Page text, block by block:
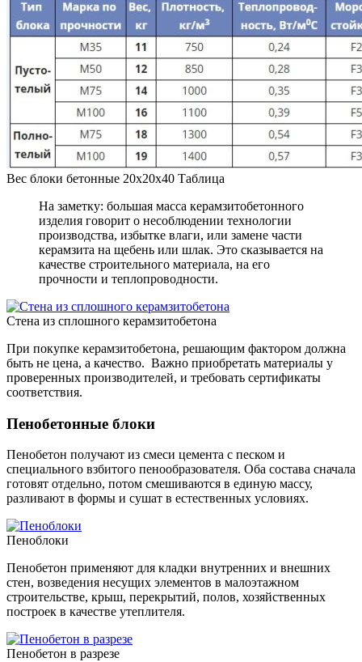
Вес блоки бетонные 20х20х40 Таблица
На заметку: большая масса керамзитобетонного
изделия говорит о несоблюдении технологии
производства, избытке влаги, или замене части
керамзита на щебень или шлак. Это сказывается на
качестве строительного материала, на его
прочности и теплопроводности.
Стена из сплошного керамзитобетона
При покупке керамзитобетона, решающим фактором должна
быть не цена, а качество. Важно приобретать материалы у
проверенных производителей, и требовать сертификаты
соответствия.
Пенобетонные блоки
Пенобетон получают из смеси цемента с песком и
специального взбитого пенообразователя. Оба состава сначала
готовят отдельно, потом смешиваются в единую массу,
разливают в формы и сушат в естественных условиях.
Пеноблоки
Пенобетон применяют для кладки внутренних и внешних
стен, возведения несущих элементов в малоэтажном
строительстве, крыш, перекрытий, полов, хозяйственных
построек в качестве утеплителя.
Пенобетон в разрезе